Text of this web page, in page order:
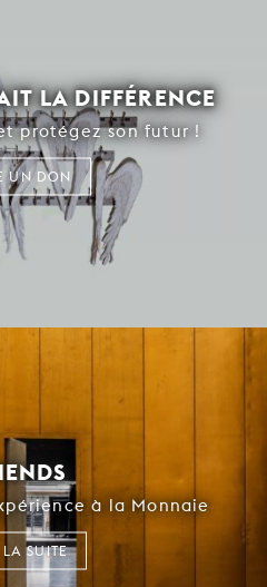
LA DIFFÉRENCE
protégez son futur !
UN DON
à la Monnaie
LA SUITE